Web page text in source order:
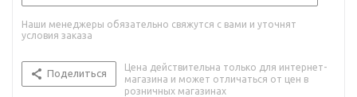
Наши менеджеры обязательно свяжутся с вами и уточнят
условия заказа
Поделиться
Цена действительна только для интернет-
магазина и может отличаться от цен в
розничных магазинах